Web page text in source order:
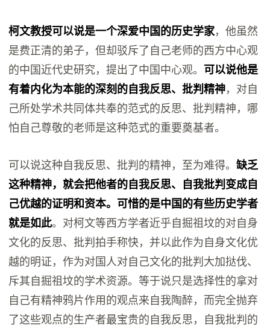
柯文教授可以说是一个深爱中国的历史学家，他虽然
是费正清的弟子，但却驳斥了自己老师的西方中心观
的中国近代史研究，提出了中国中心观。 可以说他是
有着内化为本能的深刻的自我反思、批判精神，对自
己所处学术共同体共奉的范式的反思、批判精神，哪
怕自己尊敬的老师是这种范式的重要奠基者。
可以说这种自我反思、批判的精神，至为难得。缺乏
这种精神，就会把他者的自我反思、自我批判变成自
己优越的证明和资本。可惜的是中国的有些历史学者
就是如此。对柯文等西方学者近乎自掘祖坟的对自身
文化的反思、批判拍手称快，并以此作为自身文化优
越的明证，作为对国人对自己文化的批判大加挞伐、
斥其自掘祖坟的学术资源。等于说只是选择性的拿对
自己有精神鸦片作用的观点来自我陶醉，而完全抛弃
了这些观点的生产者最宝贵的自我反思，自我批判的